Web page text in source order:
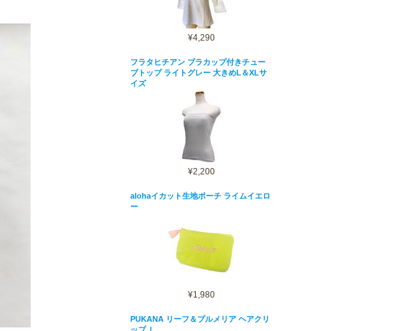
¥4,290
フラタヒチアン ブラカップ付きチュー
ブトップ ライトグレー 大きめL＆XLサ
イズ
¥2,200
alohaイカット生地ポーチ ライムイエロ
ー
¥1,980
PUKANA リーフ＆プルメリア ヘアクリ